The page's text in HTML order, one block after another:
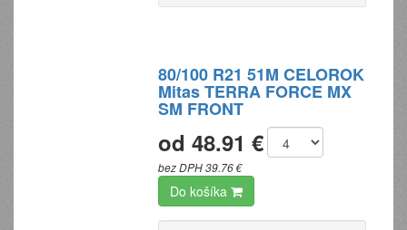
80/100 R21 51M CELOROK
Mitas TERRA FORCE MX
SM FRONT
od 48.91 €
bez DPH 39.76 €
Do košíka